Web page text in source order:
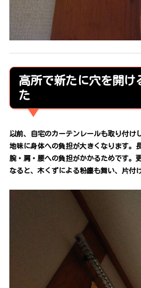
高所で新たに穴を開け
た
以前、自宅のカーテンレールも取り付け
地味に身体への負担が大きくなります。
腕・肩・腰への負担がかかるためです。
なると、木くずによる粉塵も舞い、片付